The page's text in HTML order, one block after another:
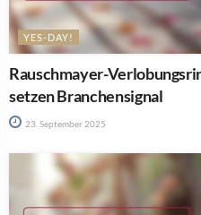
YES-DAY!
Rauschmayer-
setzen Branchensignal
23. September 2025